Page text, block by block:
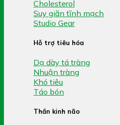
Cholesterol
Suy giãn tĩnh mạch
Studio Gear
Hỗ trợ tiêu hóa
Dạ dày tá tràng
Nhuận tràng
Khó tiêu
Táo bón
Thần kinh não